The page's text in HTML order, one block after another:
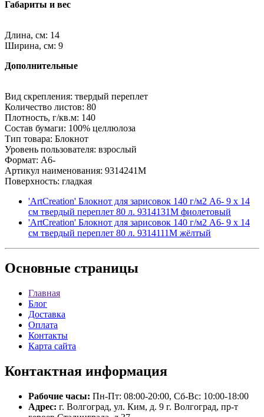
Габариты и вес
Длина, см: 14
Ширина, см: 9
Дополнительные
Вид скрепления: твердый переплет
Количество листов: 80
Плотность, г/кв.м: 140
Состав бумаги: 100% целлюлоза
Тип товара: Блокнот
Уровень пользователя: взрослый
Формат: A6-
Артикул наименования: 9314241M
Поверхность: гладкая
'ArtCreation' Блокнот для зарисовок 140 г/м2 A6- 9 х 14
см твердый переплет 80 л. 9314131M фиолетовый
'ArtCreation' Блокнот для зарисовок 140 г/м2 A6- 9 х 14
см твердый переплет 80 л. 9314111M жёлтый
Основные страницы
Главная
Блог
Доставка
Оплата
Контакты
Карта сайта
Контактная информация
Рабочие часы: Пн-Пт: 08:00-20:00, Сб-Вс: 10:00-18:00
Адрес: г. Волгоград, ул. Ким, д. 9 г. Волгоград, пр-т